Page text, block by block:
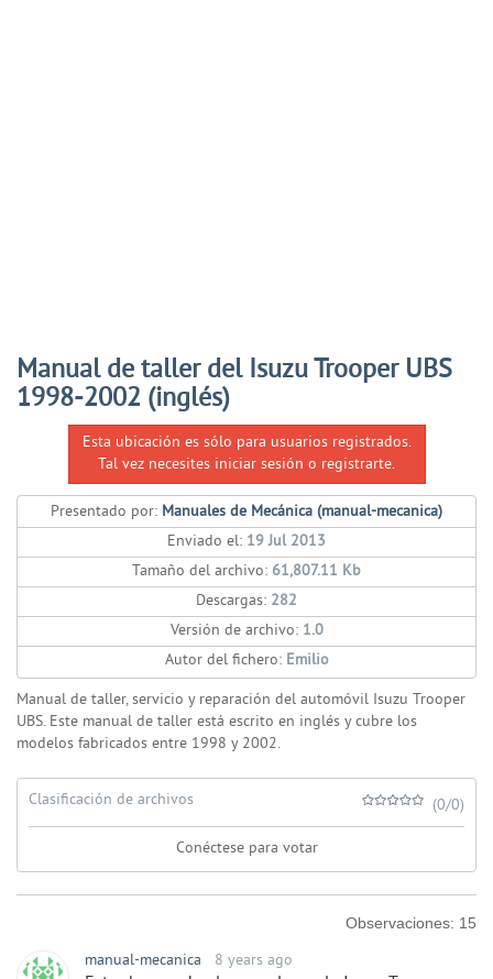
Manual de taller del Isuzu Trooper UBS
1998-2002 (inglés)
Esta ubicación es sólo para usuarios registrados.
Tal vez necesites iniciar sesión o registrarte.
Presentado por: Manuales de Mecánica (manual-mecanica)
Enviado el: 19 Jul 2013
Tamaño del archivo: 61,807.11 Kb
Descargas: 282
Versión de archivo: 1.0
Autor del fichero: Emilio
Manual de taller, servicio y reparación del automóvil Isuzu Trooper
UBS. Este manual de taller está escrito en inglés y cubre los
modelos fabricados entre 1998 y 2002.
Clasificación de archivos (0/0)
Conéctese para votar
Observaciones: 15
manual-mecanica 8 years ago